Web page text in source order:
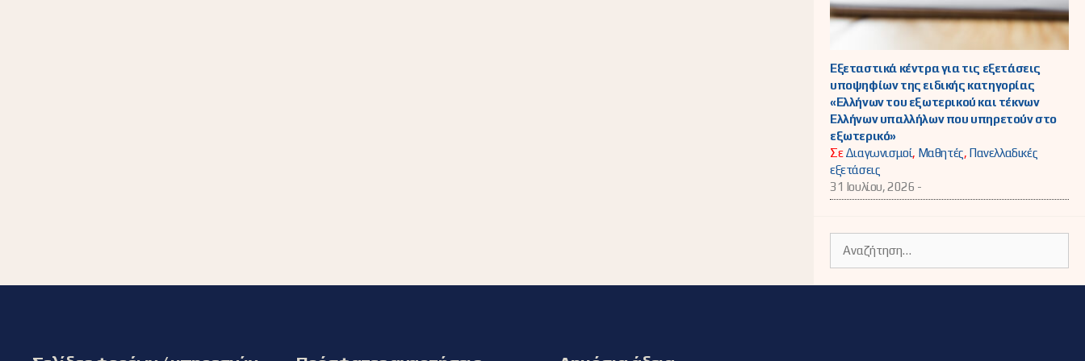
Εξεταστικά κέντρα για τις εξετάσεις
υποψηφίων της ειδικής κατηγορίας
«Ελλήνων του εξωτερικού και τέκνων
Ελλήνων υπαλλήλων που υπηρετούν στο
εξωτερικό»
ΣεΔιαγωνισμοί, Μαθητές, Πανελλαδικές
εξετάσεις
31 Ιουλίου, 2026 -
για: